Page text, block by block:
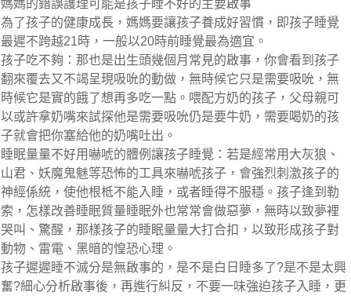
媽媽的錯誤護理可能是孩子睡不好的主要啟事
為了孩子的健康成長，媽媽要讓孩子養成好習慣，即孩子睡覺
最遲不跨越21時，一般以20時前睡覺最為適宜。
孩子吃不夠：那也是出生頭幾個月常見的啟事，你會看到孩子
翻來覆去又不竭呈現吸吮的動做，無時候它只是需要吸吮，無
時候它是實的餓了想再多吃一點。喂配方奶的孩子，父母親可
以或許拿奶嘴來試探他是需要吸吮仍是要牛奶，需要喝奶的孩
子就會把你塞給他的奶嘴吐出。
睡眠量量不好用嚇唬的體例讓孩子睡覺：若是經常用大灰狼、
山君、妖魔鬼魅等恐怖的工具來嚇唬孩子，會強烈刺激孩子的
神經係統，使他根柢不能入睡，或者睡得不服穩。孩子逢到勒
索，怎樣改善睡眠質量睡眠外也常常會做惡夢，無時以致夢裡
哭叫、驚醒，那樣孩子的睡眠量量大打合扣，以致形成孩子對
動物、雷電、黑暗的惶恐心理。
孩子遲遲睡不滅分是無啟事的，是不是白日睡多了?是不是太興
奮?細心分析啟事後，再進行糾反，不要一味強迫孩子入睡，更